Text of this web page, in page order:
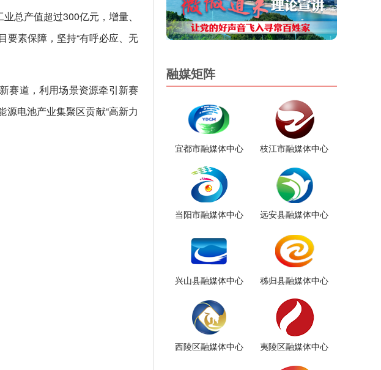
总产值超过300亿元，增量、
要素保障，坚持“有呼必应、无
赛道，利用场景资源牵引新赛
电池产业集聚区贡献“高新力
融媒矩阵
宜都市融媒体中心 枝江市融媒体中心
当阳市融媒体中心 远安县融媒体中心
兴山县融媒体中心 秭归县融媒体中心
西陵区融媒体中心 夷陵区融媒体中心